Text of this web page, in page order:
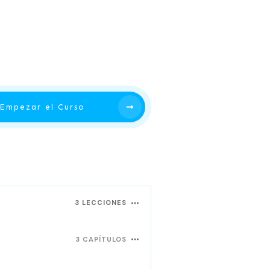
Empezar el Curso
3 LECCIONES
3 CAPÍTULOS